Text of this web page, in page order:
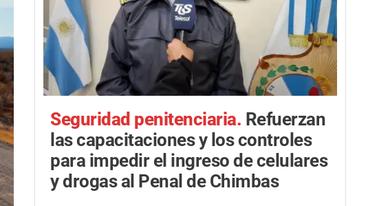
Seguridad penitenciaria. Refuerzan
las capacitaciones y los controles
para impedir el ingreso de celulares
y drogas al Penal de Chimbas